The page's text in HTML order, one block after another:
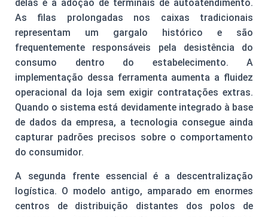
delas é a adoção de terminais de autoatendimento.
As filas prolongadas nos caixas tradicionais
representam um gargalo histórico e são
frequentemente responsáveis pela desistência do
consumo dentro do estabelecimento. A
implementação dessa ferramenta aumenta a fluidez
operacional da loja sem exigir contratações extras.
Quando o sistema está devidamente integrado à base
de dados da empresa, a tecnologia consegue ainda
capturar padrões precisos sobre o comportamento
do consumidor.
A segunda frente essencial é a descentralização
logística. O modelo antigo, amparado em enormes
centros de distribuição distantes dos polos de